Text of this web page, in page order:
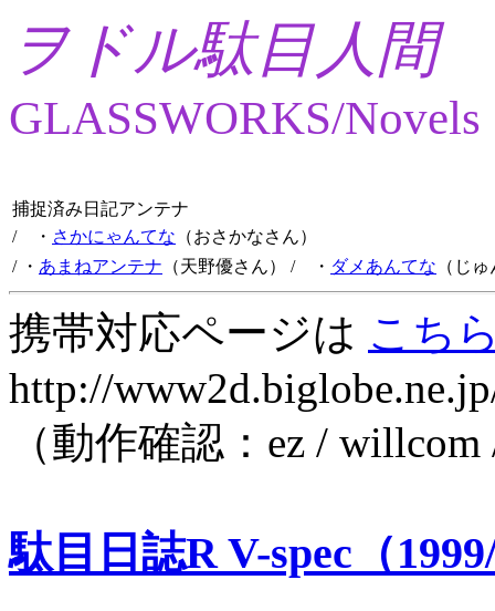
ヲドル駄目人間
GLASSWORKS/Novels
捕捉済み日記アンテナ
/ ・ さかにゃんてな （おさかなさん）
/ ・ あまねアンテナ （天野優さん） / ・ ダメあんてな （じ
携帯対応ページは こち
http://
（動作確認：ez /
駄目日誌R V-spec（